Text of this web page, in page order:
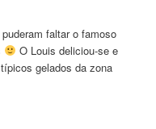
faltar o famoso
O Louis deliciou-se e
gelados da zona